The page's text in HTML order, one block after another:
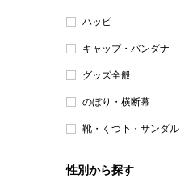
ハッピ
キャップ・バンダナ
グッズ全般
のぼり・横断幕
靴・くつ下・サンダル
性別から探す